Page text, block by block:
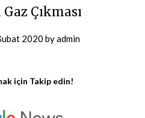
Çıkması
2020 byadmin
için Takip edin!